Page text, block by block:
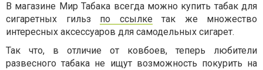
В магазине Мир Табака всегда можно купить табак для
сигаретных гильз по ссылке так же множество
интересных аксессуаров для самодельных сигарет.
Так что, в отличие от ковбоев, теперь любители
развесного табака не ищут возможность покурить на